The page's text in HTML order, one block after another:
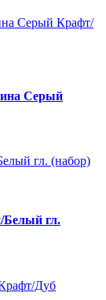
Серый
Белый гл.